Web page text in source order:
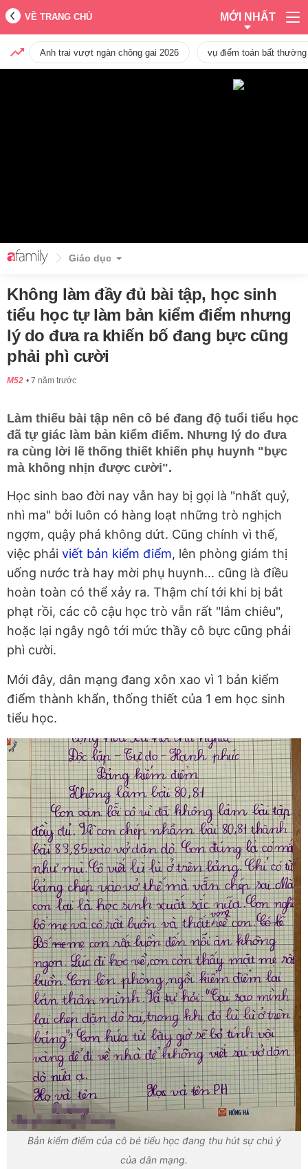
VỀ TRANG CHỦ MỚI NHẤT
Anh trai vượt ngàn chông gai 2026 vụ điểm toán bất
Giáo dục
Không làm đầy đủ bài tập, học sinh
tiểu học tự làm bản kiểm điểm nhưng
lý do đưa ra khiến bố đang bực cũng
phải phì cười
M52 7 năm trước
Làm thiếu bài tập nên cô bé đang độ tuổi tiểu học
đã tự giác làm bản kiểm điểm. Nhưng lý do đưa
ra cùng lời lẽ thống thiết khiến phụ huynh "bực
mà không nhịn được cười".
Học sinh bao đời nay vẫn hay bị gọi là "nhất quỷ,
nhì ma" bởi luôn có hàng loạt những trò nghịch
ngợm, quậy phá không dứt. Cũng chính vì thế,
việc phải viết bản kiểm điểm, lên phòng giám thị
uống nước trà hay mời phụ huynh... cũng là điều
hoàn toàn có thể xảy ra. Thậm chí tới khi bị bắt
phạt rồi, các cô cậu học trò vẫn rất "lắm chiêu",
hoặc lại ngây ngô tới mức thầy cô bực cũng phải
phì cười.
Mới đây, dân mạng đang xôn xao vì 1 bản kiểm
điểm thành khẩn, thống thiết của 1 em học sinh
tiểu học.
Bản kiểm điểm của cô bé tiểu học đang thu hút sự chú ý
của dân mạng.